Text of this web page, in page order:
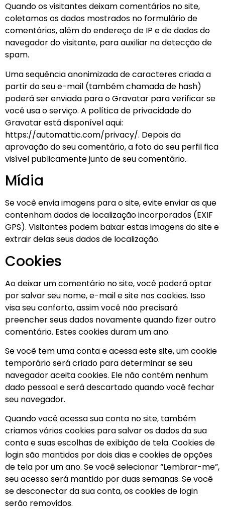
Quando os visitantes deixam comentários no site,
coletamos os dados mostrados no formulário de
comentários, além do endereço de IP e de dados do
navegador do visitante, para auxiliar na detecção de
spam.
Uma sequência anonimizada de caracteres criada a
partir do seu e-mail (também chamada de hash)
poderá ser enviada para o Gravatar para verificar se
você usa o serviço. A política de privacidade do
Gravatar está disponível aqui:
https://automattic.com/privacy/. Depois da
aprovação do seu comentário, a foto do seu perfil fica
visível publicamente junto de seu comentário.
Mídia
Se você envia imagens para o site, evite enviar as que
contenham dados de localização incorporados (EXIF
GPS). Visitantes podem baixar estas imagens do site e
extrair delas seus dados de localização.
Cookies
Ao deixar um comentário no site, você poderá optar
por salvar seu nome, e-mail e site nos cookies. Isso
visa seu conforto, assim você não precisará
preencher seus dados novamente quando fizer outro
comentário. Estes cookies duram um ano.
Se você tem uma conta e acessa este site, um cookie
temporário será criado para determinar se seu
navegador aceita cookies. Ele não contém nenhum
dado pessoal e será descartado quando você fechar
seu navegador.
Quando você acessa sua conta no site, também
criamos vários cookies para salvar os dados da sua
conta e suas escolhas de exibição de tela. Cookies de
login são mantidos por dois dias e cookies de opções
de tela por um ano. Se você selecionar “Lembrar-me”,
seu acesso será mantido por duas semanas. Se você
se desconectar da sua conta, os cookies de login
serão removidos.